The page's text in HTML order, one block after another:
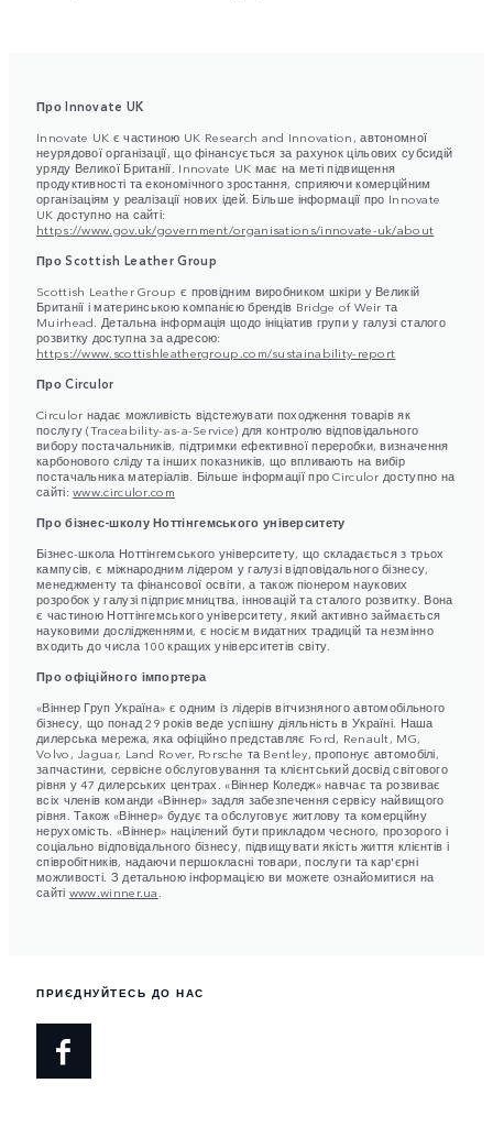
Про Innovate UK
Innovate UK є частиною UK Research and Innovation, автономної
неурядової організації, що фінансується за рахунок цільових субсидій
уряду Великої Британії. Innovate UK має на меті підвищення
продуктивності та економічного зростання, сприяючи комерційним
організаціям у реалізації нових ідей. Більше інформації про Innovate
UK доступно на сайті:
https://www.gov.uk/government/organisations/innovate-uk/about
Про Scottish Leather Group
Scottish Leather Group є провідним виробником шкіри у Великій
Британії і материнською компанією брендів Bridge of Weir та
Muirhead. Детальна інформація щодо ініціатив групи у галузі сталого
розвитку доступна за адресою:
https://www.scottishleathergroup.com/sustainability-report
Про Circulor
Circulor надає можливість відстежувати походження товарів як
послугу (Traceability-as-a-Service) для контролю відповідального
вибору постачальників, підтримки ефективної переробки, визначення
карбонового сліду та інших показників, що впливають на вибір
постачальника матеріалів. Більше інформації про Circulor доступно на
сайті:www.circulor.com
Про бізнес-школу Ноттінгемського університету
Бізнес-школа Ноттінгемського університету, що складається з трьох
кампусів, є міжнародним лідером у галузі відповідального бізнесу,
менеджменту та фінансової освіти, а також піонером наукових
розробок у галузі підприємництва, інновацій та сталого розвитку. Вона
є частиною Ноттінгемського університету, який активно займається
науковими дослідженнями, є носієм видатних традицій та незмінно
входить до числа 100 кращих університетів світу.
Про офіційного імпортера
«Віннер Груп Україна» є одним із лідерів вітчизняного автомобільного
бізнесу, що понад 29 років веде успішну діяльність в Україні. Наша
дилерська мережа, яка офіційно представляє Ford, Renault, MG,
Volvo, Jaguar, Land Rover, Porsche та Bentley, пропонує автомобілі,
запчастини, сервісне обслуговування та клієнтський досвід світового
рівня у 47 дилерських центрах. «Віннер Коледж» навчає та розвиває
всіх членів команди «Віннер» задля забезпечення сервісу найвищого
рівня. Також «Віннер» будує та обслуговує житлову та комерційну
нерухомість. «Віннер» націлений бути прикладом чесного, прозорого і
соціально відповідального бізнесу, підвищувати якість життя клієнтів і
співробітників, надаючи першокласні товари, послуги та кар'єрні
можливості. З детальною інформацією ви можете ознайомитися на
сайті www.winner.ua.
ПРИЄДНУЙТЕСЬ ДО НАС